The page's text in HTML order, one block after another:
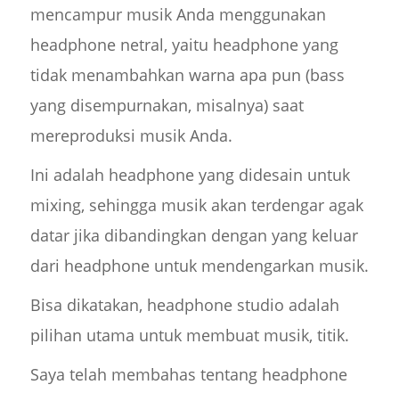
mencampur musik Anda menggunakan
headphone netral, yaitu headphone yang
tidak menambahkan warna apa pun (bass
yang disempurnakan, misalnya) saat
mereproduksi musik Anda.
Ini adalah headphone yang didesain untuk
mixing, sehingga musik akan terdengar agak
datar jika dibandingkan dengan yang keluar
dari headphone untuk mendengarkan musik.
Bisa dikatakan, headphone studio adalah
pilihan utama untuk membuat musik, titik.
Saya telah membahas tentang headphone